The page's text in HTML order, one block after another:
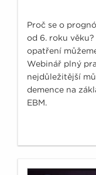
Proč se o
od 6. roku
opatření
Webinář plný
nejdůležitější
demence na
EBM.